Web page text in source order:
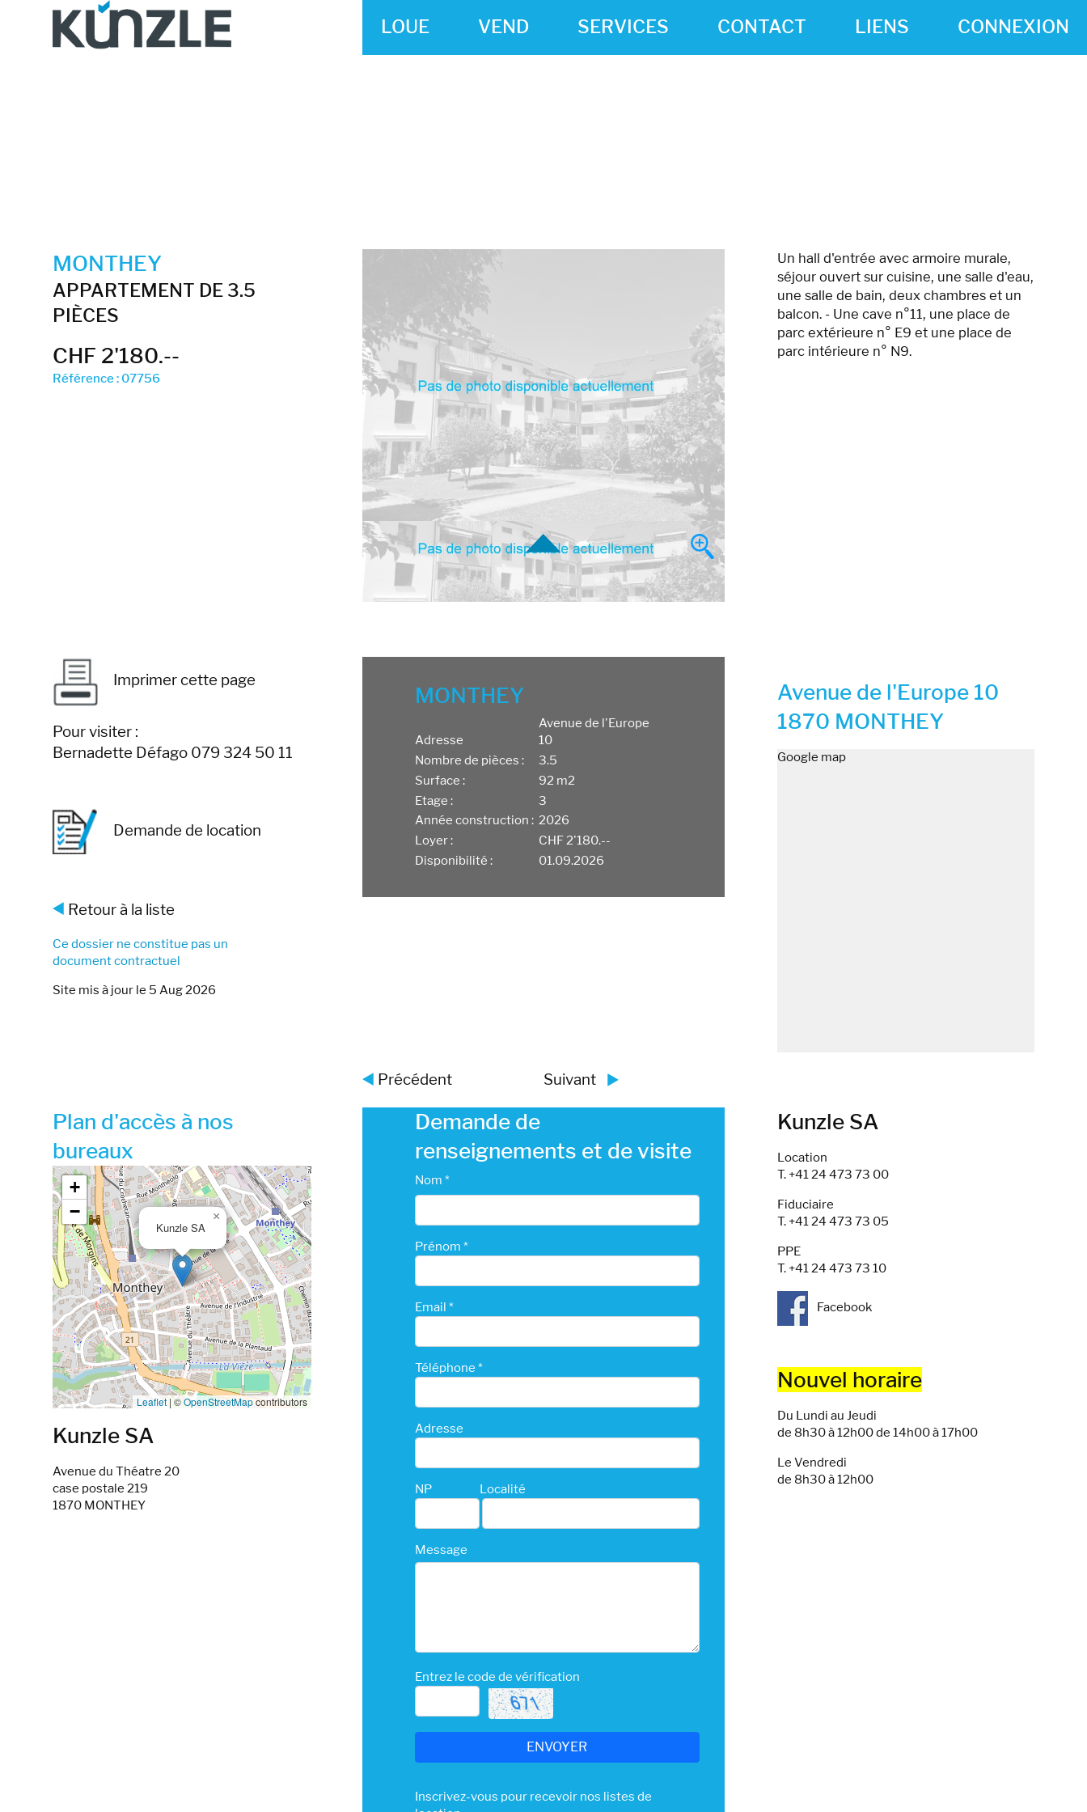
LOUE VEND SERVICES CONTACT LIENS CONNEXION
MONTHEY
APPARTEMENT DE 3.5
PIÈCES
CHF 2'180.--
Référence : 07756
Un hall d'entrée avec armoire murale,
séjour ouvert sur cuisine, une salle d'eau,
une salle de bain, deux chambres et un
balcon. - Une cave n°11, une place de
parc extérieure n° E9 et une place de
parc intérieure n° N9.
Imprimer cette page
Pour visiter :
Bernadette Défago 079 324 50 11
Demande de location
Retour à la liste
Ce dossier ne constitue pas un
document contractuel
Site mis à jour le 5 Aug 2026
MONTHEY
Adresse
Avenue de l'Europe
10
Nombre de pièces :
3.5
Surface :
92 m2
Etage :
3
Année construction : 2026
Loyer :
CHF 2'180.--
Disponibilité :
01.09.2026
Avenue de l'Europe 10
1870 MONTHEY
Google map
Précédent Suivant
Plan d'accès à nos
bureaux
Google map_canvas_agence
Kunzle SA
×
+
−
Leaflet |©OpenStreetMapcontributors
Kunzle SA
Avenue du Théatre 20
case postale 219
1870 MONTHEY
Demande de
renseignements et de visite
Nom *
Prénom *
Email *
Téléphone *
Adresse
NP Localité
Message
Entrez le code de vérification
Inscrivez-vous pour recevoir nos listes de
Kunzle SA
Location
T. +41 24 473 73 00
Fiduciaire
T. +41 24 473 73 05
PPE
T. +41 24 473 73 10
Facebook
Nouvel horaire
Du Lundi au Jeudi
de 8h30 à 12h00 de 14h00 à 17h00
Le Vendredi
de 8h30 à 12h00